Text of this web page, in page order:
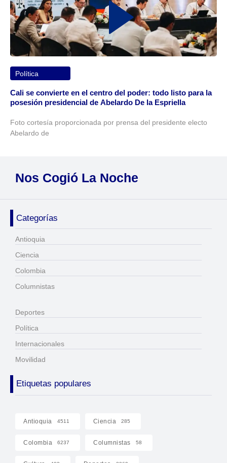
Política
Cali se convierte en el centro del poder: todo listo para la
posesión presidencial de Abelardo De la Espriella
Foto cortesía proporcionada por prensa del presidente electo
Abelardo de
Nos Cogió La Noche
Categorías
Antioquia
Ciencia
Colombia
Columnistas
Deportes
Política
Internacionales
Movilidad
Etiquetas populares
Antioquia 4511 Ciencia 285
Colombia 6237 Columnistas 58